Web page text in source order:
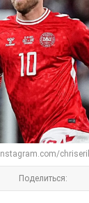
Поделиться: